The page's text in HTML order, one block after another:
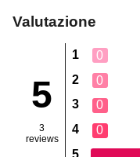
Valutazione
5
3
reviews
1
0
2
0
3
0
4
0